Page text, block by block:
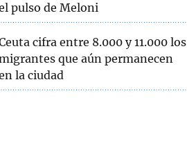
pulso de Meloni
cifra entre 8.000 y 11.000 los
que aún permanecen
la ciudad